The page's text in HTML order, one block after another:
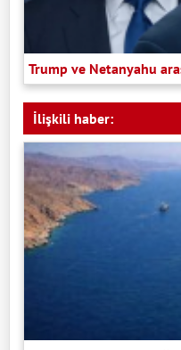
Trump ve Netanyahu
İlişkili haber: